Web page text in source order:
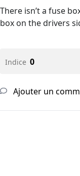
There isn’t a fuse
box on the drivers
Indice 0
Ajouter un